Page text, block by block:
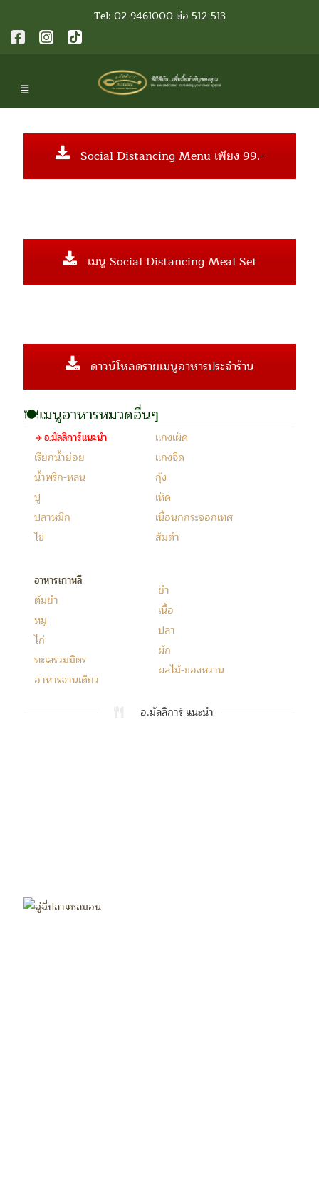
Tel: 02-9461000 ต่อ 512-513
Social Distancing Menu เพียง 99.-
เมนู Social Distancing Meal Set
ดาวน์โหลดรายเมนูอาหารประจำร้าน
🍽เมนูอาหารหมวดอื่นๆ
🔸อ.มัลลิการ์แนะนำ
เรียกน้ำย่อย
น้ำพริก-หลน
ปู
ปลาหมึก
ไข่
แกงเผ็ด
แกงจืด
กุ้ง
เห็ด
เนื้อนกกระจอกเทศ
ส้มตำ
อาหารเกาหลี
ต้มยำ
หมู
ไก่
ทะเลรวมมิตร
อาหารจานเดียว
ยำ
เนื้อ
ปลา
ผัก
ผลไม้-ของหวาน
อ.มัลลิการ์ แนะนำ